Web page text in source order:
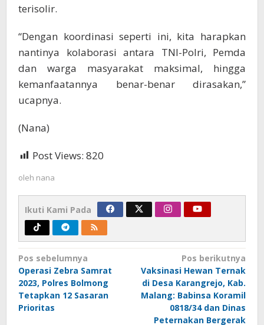
terisolir.
“Dengan koordinasi seperti ini, kita harapkan
nantinya kolaborasi antara TNI-Polri, Pemda
dan warga masyarakat maksimal, hingga
kemanfaatannya benar-benar dirasakan,”
ucapnya.
(Nana)
Post Views: 820
oleh nana
Ikuti Kami Pada
Navigasi
pos
Pos sebelumnya
Operasi Zebra Samrat
2023, Polres Bolmong
Tetapkan 12 Sasaran
Prioritas
Pos berikutnya
Vaksinasi Hewan Ternak
di Desa Karangrejo, Kab.
Malang: Babinsa Koramil
0818/34 dan Dinas
Peternakan Bergerak